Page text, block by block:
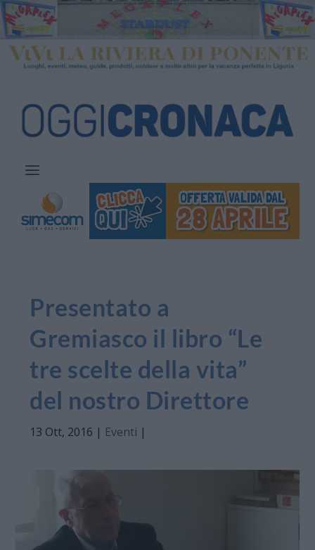
Presentato a
Gremiasco il libro “Le
tre scelte della vita”
del nostro Direttore
13 Ott, 2016 | Eventi |